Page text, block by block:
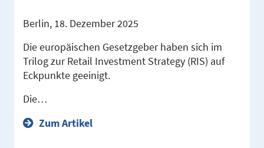
Berlin, 18. Dezember 2025
Die europäischen Gesetzgeber haben sich im
Trilog zur Retail Investment Strategy (RIS) auf
Eckpunkte geeinigt.
Die…
Zum Artikel